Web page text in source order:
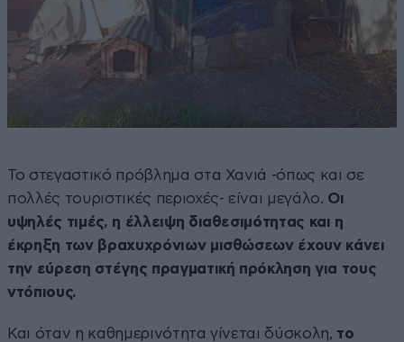
Το στεγαστικό πρόβλημα στα Χανιά -όπως και σε
πολλές τουριστικές περιοχές- είναι μεγάλο. Οι
υψηλές τιμές, η έλλειψη διαθεσιμότητας και η
έκρηξη των βραχυχρόνιων μισθώσεων έχουν κάνει
την εύρεση στέγης πραγματική πρόκληση για τους
ντόπιους.
Και όταν η καθημερινότητα γίνεται δύσκολη, το